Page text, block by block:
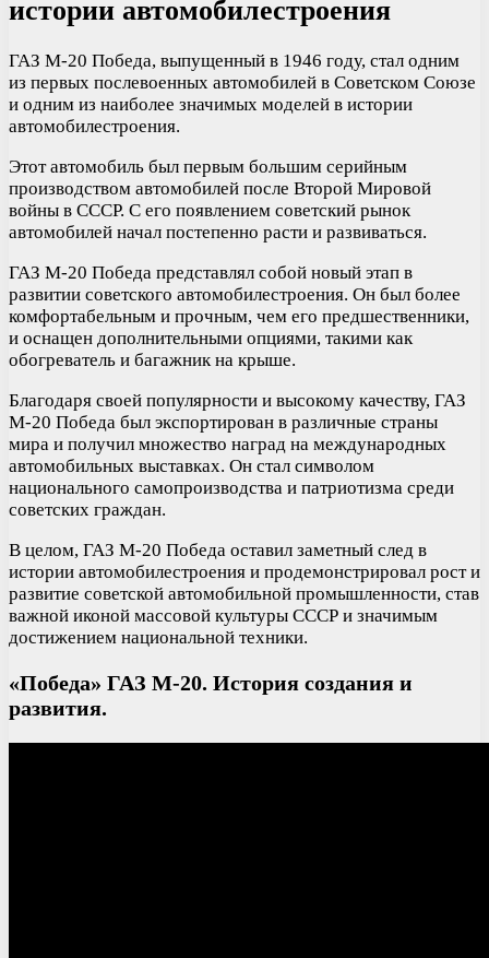
истории автомобилестроения
ГАЗ М-20 Победа, выпущенный в 1946 году, стал одним
из первых послевоенных автомобилей в Советском Союзе
и одним из наиболее значимых моделей в истории
автомобилестроения.
Этот автомобиль был первым большим серийным
производством автомобилей после Второй Мировой
войны в СССР. С его появлением советский рынок
автомобилей начал постепенно расти и развиваться.
ГАЗ М-20 Победа представлял собой новый этап в
развитии советского автомобилестроения. Он был более
комфортабельным и прочным, чем его предшественники,
и оснащен дополнительными опциями, такими как
обогреватель и багажник на крыше.
Благодаря своей популярности и высокому качеству, ГАЗ
М-20 Победа был экспортирован в различные страны
мира и получил множество наград на международных
автомобильных выставках. Он стал символом
национального самопроизводства и патриотизма среди
советских граждан.
В целом, ГАЗ М-20 Победа оставил заметный след в
истории автомобилестроения и продемонстрировал рост и
развитие советской автомобильной промышленности, став
важной иконой массовой культуры СССР и значимым
достижением национальной техники.
«Победа» ГАЗ М-20. История создания и
развития.